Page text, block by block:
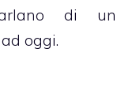
di un
oggi.